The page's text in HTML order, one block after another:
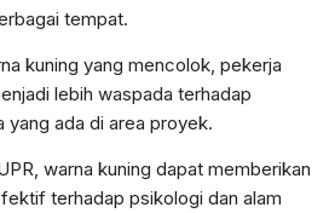
tempat.
kuning yang mencolok, pekerja
lebih waspada terhadap
yang ada di area proyek.
warna kuning dapat memberikan
terhadap psikologi dan alam